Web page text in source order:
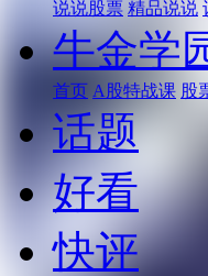
说说股票 精品说说
牛金学
首页 A股特战课 股
话题
好看
快评